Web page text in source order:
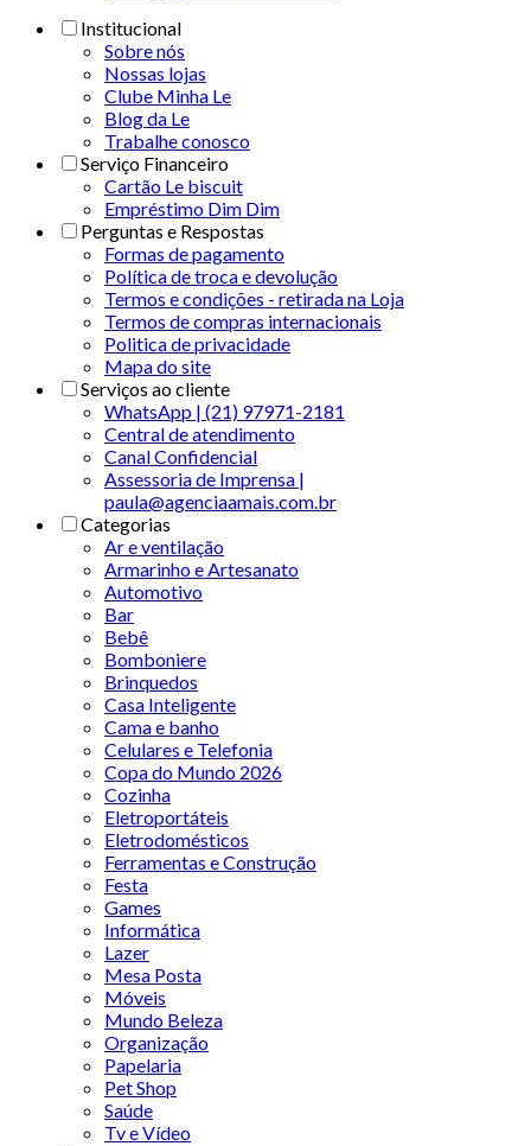
Institucional
Sobre nós
Nossas lojas
Clube Minha Le
Blog da Le
Trabalhe conosco
Serviço Financeiro
Cartão Le biscuit
Empréstimo Dim Dim
Perguntas e Respostas
Formas de pagamento
Política de troca e devolução
Termos e condições - retirada na Loja
Termos de compras internacionais
Politica de privacidade
Mapa do site
Serviços ao cliente
WhatsApp | (21) 97971-2181
Central de atendimento
Canal Confidencial
Assessoria de Imprensa |
paula@agenciaamais.com.br
Categorias
Ar e ventilação
Armarinho e Artesanato
Automotivo
Bar
Bebê
Bomboniere
Brinquedos
Casa Inteligente
Cama e banho
Celulares e Telefonia
Copa do Mundo 2026
Cozinha
Eletroportáteis
Eletrodomésticos
Ferramentas e Construção
Festa
Games
Informática
Lazer
Mesa Posta
Móveis
Mundo Beleza
Organização
Papelaria
Pet Shop
Saúde
Tv e Vídeo